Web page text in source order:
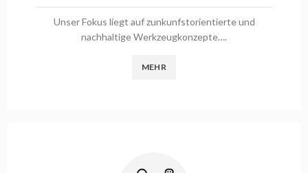
Unser Fokus liegt auf zunkunfstorientierte und
nachhaltige Werkzeugkonzepte….
MEHR